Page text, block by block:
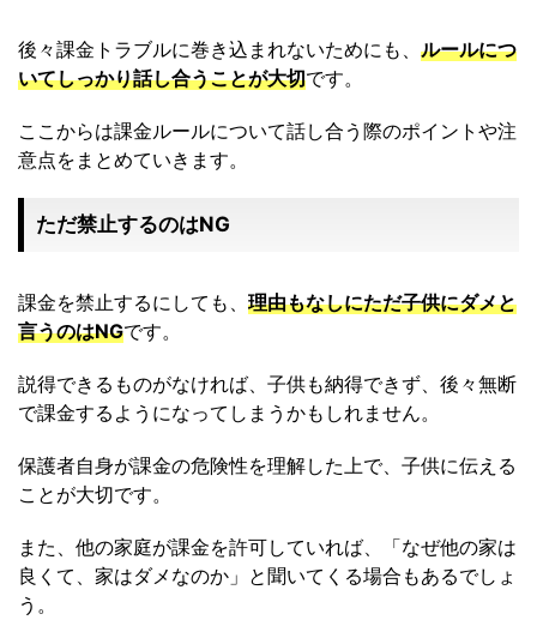
後々課金トラブルに巻き込まれないためにも、 ルールにつ
いてしっかり話し合うことが大切です。
ここからは課金ルールについて話し合う際のポイントや注
意点をまとめていきます。
ただ禁止するのはNG
課金を禁止するにしても、 理由もなしにただ子供にダメと
言うのはNGです。
説得できるものがなければ、子供も納得できず、後々無断
で課金するようになってしまうかもしれません。
保護者自身が課金の危険性を理解した上で、子供に伝える
ことが大切です。
また、他の家庭が課金を許可していれば、「なぜ他の家は
良くて、家はダメなのか」と聞いてくる場合もあるでしょ
う。